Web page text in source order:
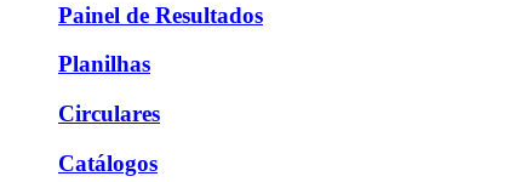
Painel de Resultados
Planilhas
Circulares
Catálogos